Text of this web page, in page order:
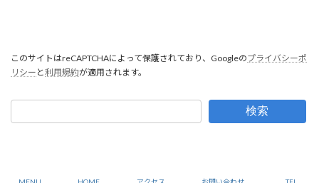
このサイトはreCAPTCHAによって保護されており、Googleのプライバシーポ
リシー と利用規約が適用されます。
検索